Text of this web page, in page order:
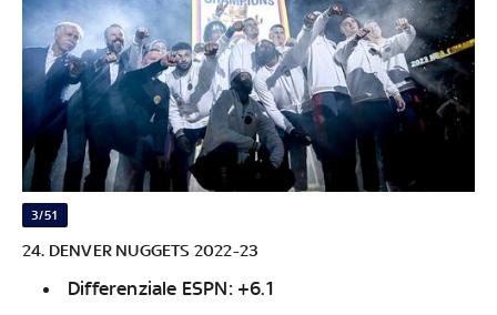
3/51
24. DENVER NUGGETS 2022-23
Differenziale ESPN: +6.1